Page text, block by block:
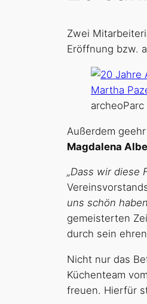
Zwei
Eröffnung bzw.
Außerdem
Magdalena
„Dass wir diese
uns schön
gemeisterten
durch sein
Nicht nur das
Küchenteam vom
freuen. Hierfür